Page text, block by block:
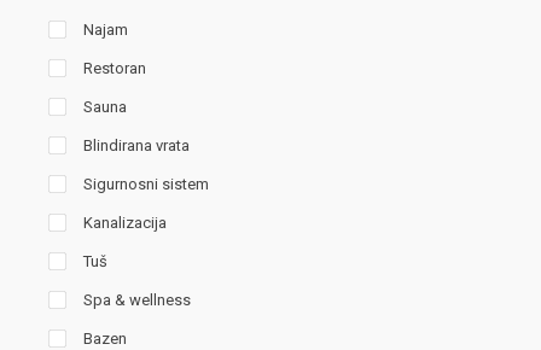
Najam
Restoran
Sauna
Blindirana vrata
Sigurnosni sistem
Kanalizacija
Tuš
Spa & wellness
Bazen